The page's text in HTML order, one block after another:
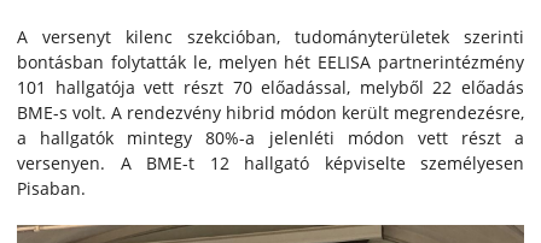
A versenyt kilenc szekcióban, tudományterületek szerinti
bontásban folytatták le, melyen hét EELISA partnerintézmény
101 hallgatója vett részt 70 előadással, melyből 22 előadás
BME-s volt. A rendezvény hibrid módon került megrendezésre,
a hallgatók mintegy 80%-a jelenléti módon vett részt a
versenyen. A BME-t 12 hallgató képviselte személyesen
Pisaban.